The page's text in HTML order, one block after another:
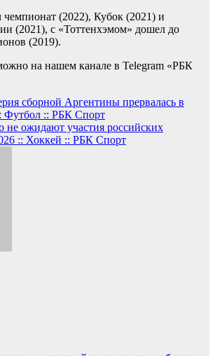
(2022), Кубок (2021) и
(2021), с «Тоттенхэмом» дошел до
(2019).
на нашем канале в Telegram «РБК
сборной Аргентины прервалась в
Футбол :: РБК Спорт
ожидают участия российских
:: Хоккей :: РБК Спорт